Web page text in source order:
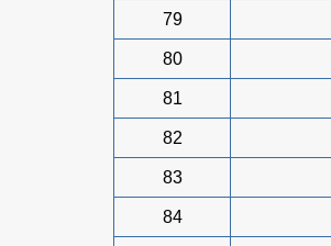
79
80
81
82
83
84